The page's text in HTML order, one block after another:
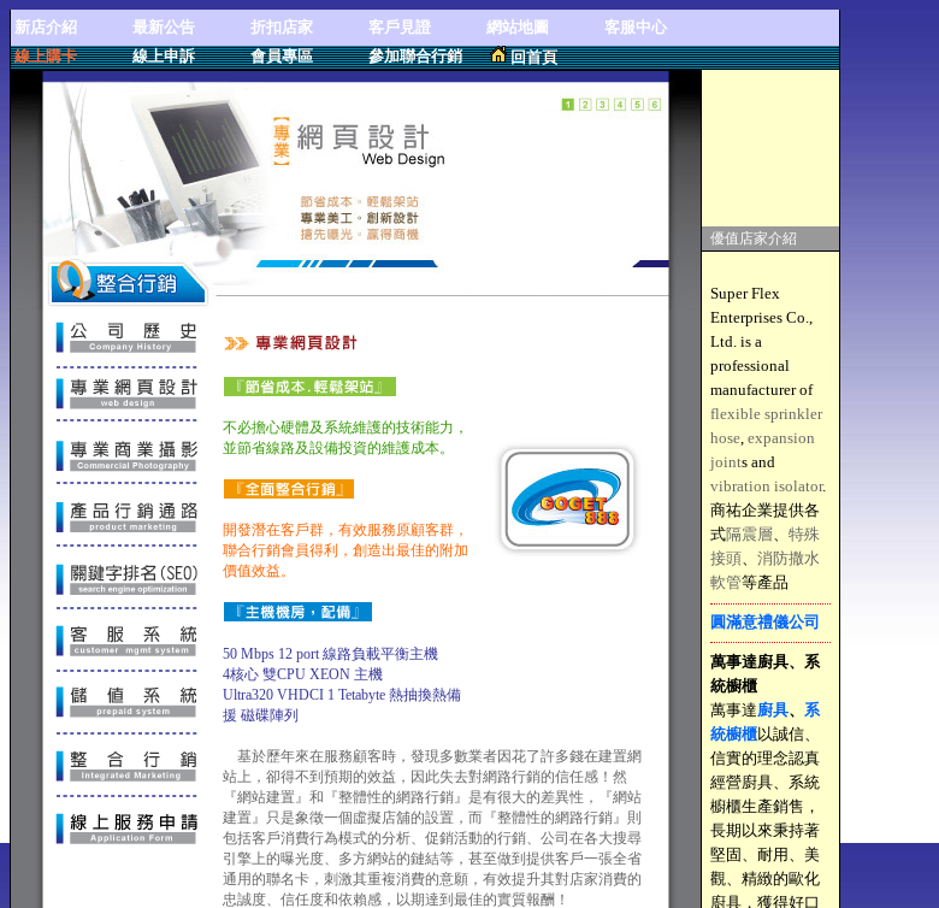
新店介紹 最新公告 折扣店家 客戶見證 網站地圖
客服中心
線上購卡
線上申訴 會員專區 參加聯合行銷 回首頁
不必擔心硬體及系統維護的技術能力，
並節省線路及設備投資的維護成本。
開發潛在客戶群，有效服務原顧客群，
聯合行銷會員得利，創造出最佳的附加
價值效益。
50 Mbps 12 port 線路負載平衡主機
4核心 雙CPU XEON 主機
Ultra320 VHDCI 1 Tetabyte 熱抽換熱備
援 磁碟陣列
基於歷年來在服務顧客時，發現多數業者因花了許多錢在建置網
站上，卻得不到預期的效益，因此失去對網路行銷的信任感！然
『網站建置』和『整體性的網路行銷』是有很大的差異性，『網站
建置』只是象徵一個虛擬店舖的設置，而『整體性的網路行銷』則
包括客戶消費行為模式的分析、促銷活動的行銷、公司在各大搜尋
引擎上的曝光度、多方網站的鏈結等，甚至做到提供客戶一張全省
通用的聯名卡，刺激其重複消費的意願，有效提升其對店家消費的
忠誠度、信任度和依賴感，以期達到最佳的實質報酬！
優值店家介紹
Super Flex
Enterprises Co.,
Ltd. is a
professional
manufacturer of
flexible sprinkler
hose, expansion
joints and
vibration isolator.
商祐企業提供各
式隔震層、 特殊
接頭、 消防撒水
軟管等產品
圓滿意禮儀公司
萬事達廚具、系
統櫥櫃
萬事達廚具、 系
統櫥櫃以誠信、
信實的理念認真
經營廚具、系統
櫥櫃生產銷售，
長期以來秉持著
堅固、耐用、美
觀、精緻的歐化
廚具，獲得好口